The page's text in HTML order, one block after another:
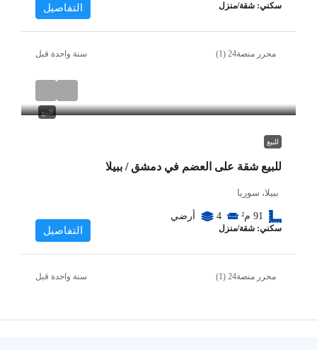
سكني: شقة/منزل التفاصيل
محرر منصة24 (1) ‏سنة واحدة قبل
للبيع
للبيع
للبيع شقة على العضم في دمشق / ببيلا
ببيلا، سوريا
91 م² 4 أرضي
سكني: شقة/منزل التفاصيل
محرر منصة24 (1) ‏سنة واحدة قبل